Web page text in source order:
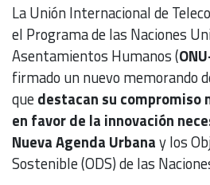
La Unión Internacional de
el Programa de las Naciones
Asentamientos Humanos (
firmado un nuevo memorando
quedestacan su compromiso
en favor de la innovación
Nueva Agenda Urbanay los
Sostenible (ODS) de las